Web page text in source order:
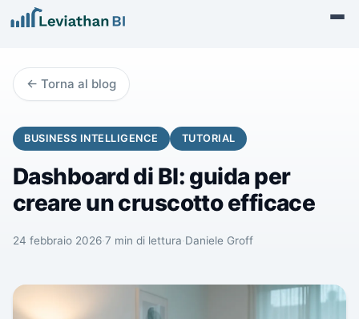
← Torna al blog
BUSINESS INTELLIGENCE TUTORIAL
Dashboard di BI: guida per
creare un cruscotto efficace
24 febbraio 2026·7 min di lettura·Daniele Groff